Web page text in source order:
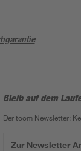
Bleib auf dem
Der toom Newsletter:
Zur Newsletter